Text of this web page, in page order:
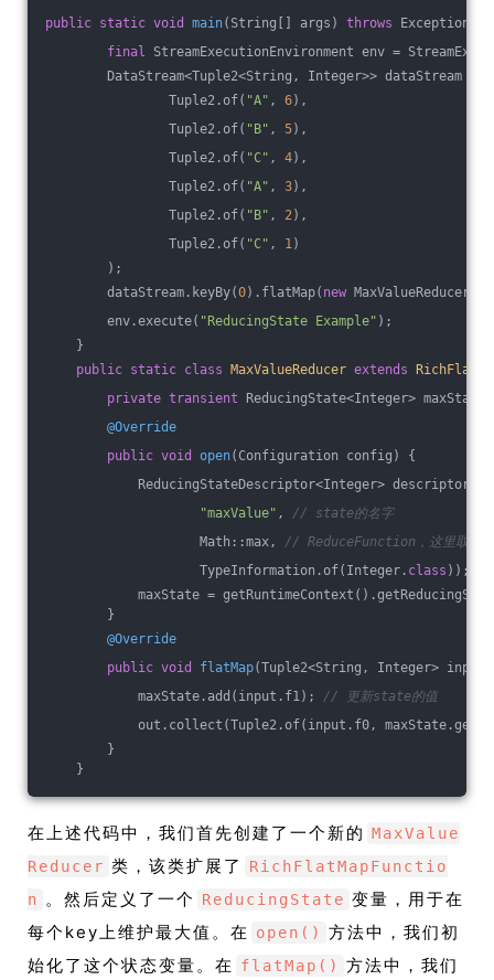
public static void main(String[] args) throws Exception
final StreamExecutionEnvironment env =
DataStream<Tuple2<String, Integer>> dataStream =
Tuple2.of( "A" , 6),
Tuple2.of( "B" , 5),
Tuple2.of( "C" , 4),
Tuple2.of( "A" , 3),
Tuple2.of( "B" , 2),
Tuple2.of( "C" , 1)
);
dataStream.keyBy(0).flatMap( new
env.execute( "ReducingState Example" );
}
public static class MaxValueReducer extends
private transient ReducingState<Integer> maxState;
@Override
public void open(Configuration config)
{
ReducingStateDescriptor<Integer> descriptor =
"maxValue" , // state的名字
Math::max, // ReduceFunction，这里取两
TypeInformation.of(Integer . class )) ;
maxState =
}
@Override
public void flatMap(Tuple2<String, Integer>
maxState.add(input.f1); // 更新state的值
out.collect(Tuple2.of(input.f0,
}
}
在上述代码中，我们首先创建了一个新的 MaxValue
Reducer 类，该类扩展了
RichFlatMapFunctio
n 。然后定义了一个 ReducingState 变量，用于在
每个key上维护最大值。在
open()
方法中，我们初
始化了这个状态变量。在
flatMap()
方法中，我们